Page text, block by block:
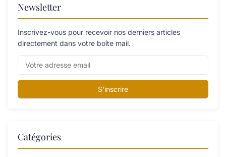
Newsletter
Inscrivez-vous pour recevoir nos derniers articles
directement dans votre boîte mail.
S'inscrire
Catégories